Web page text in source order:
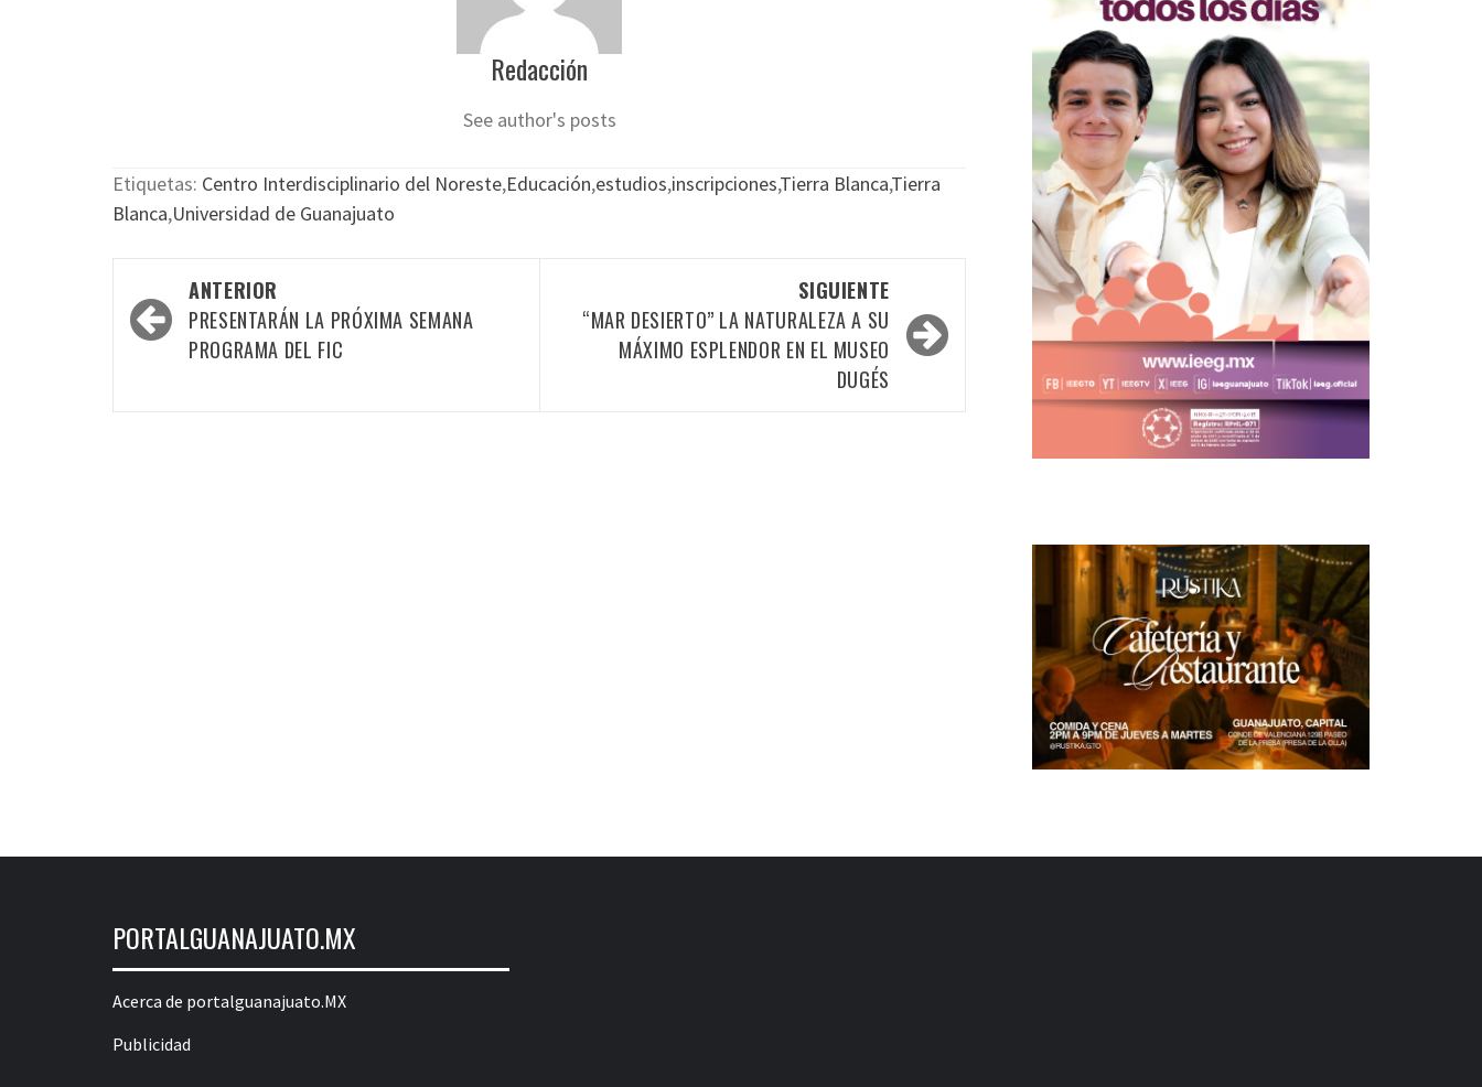
Redacción
See author's posts
Etiquetas: Centro Interdisciplinario del Noreste,Educación,estudios,inscripciones,Tierra Blanca,Tierra
Blanca,Universidad de Guanajuato
Navegación
por
ANTERIOR
PRESENTARÁN LA PRÓXIMA SEMANA
PROGRAMA DEL FIC
SIGUIENTE
“MAR DESIERTO” LA NATURALEZA A SU
MÁXIMO ESPLENDOR EN EL MUSEO
DUGÉS
PORTALGUANAJUATO.MX
Acerca de portalguanajuato.MX
Publicidad